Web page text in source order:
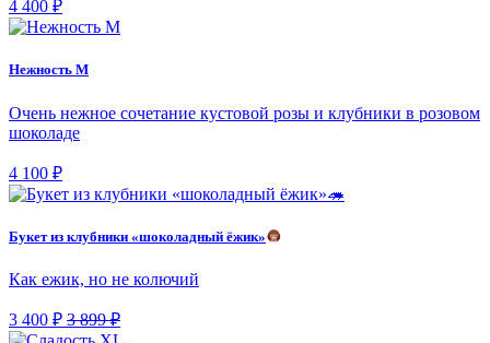
4 400 ₽
Нежность М
Очень нежное сочетание кустовой розы и клубники в розовом
шоколаде
4 100 ₽
Букет из клубники «шоколадный ёжик»
Как ежик, но не колючий
3 400 ₽ 3 899 ₽